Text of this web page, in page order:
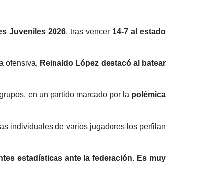
Juveniles 2026, tras vencer 14-7 al estado
ofensiva, Reinaldo López destacó al batear
en un partido marcado por la polémica
individuales de varios jugadores los perfilan
estadísticas ante la federación. Es muy